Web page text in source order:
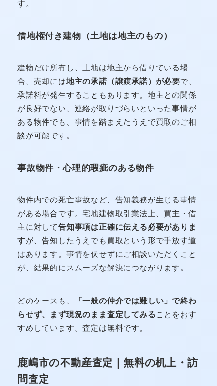
す。
借地権付き建物（土地は地主のもの）
建物だけ所有し、土地は地主から借りている場
合、売却には地主の承諾（譲渡承諾）が必要で、
承諾料が発生することもあります。地主との関係
が良好でない、連絡が取りづらいといった事情が
ある物件でも、事情を踏まえたうえで買取のご相
談が可能です。
事故物件・心理的瑕疵のある物件
物件内での死亡事故など、告知義務が生じる事情
がある場合です。宅地建物取引業法上、買主・借
主に対して告知事項は正確に伝える必要がありま
すが、告知したうえでも買取という形で手放す道
はあります。事情を伏せずにご相談いただくこと
が、結果的にスムーズな解決につながります。
どのケースも、
「一般の仲介では難しい」で終わ
らせず、まず現況のまま査定してみる ことをおす
すめしています。査定は無料です。
鹿嶋市の不動産査定｜無料の机上・訪
問査定